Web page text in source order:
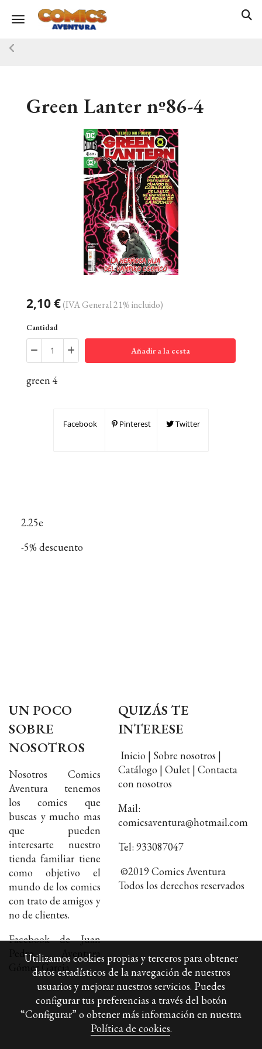
Toggle navigation
Green Lanter nº86-4
2,10 €(IVA General 21% incluido)
Cantidad
Añadir a la cesta
green 4
Facebook Pinterest Twitter
2.25e
-5% descuento
UN POCO
SOBRE
NOSOTROS
Nosotros Comics
Aventura tenemos
los comics que
buscas y mucho mas
que pueden
interesarte nuestro
tienda familiar tiene
como objetivo el
mundo de los comics
con trato de amigos y
no de clientes.
Facebook de Juan
Pedro Aventura
Gómez Garcia
QUIZÁS TE
INTERESE
Inicio | Sobre nosotros |
Catálogo | Oulet | Contacta
con nosotros
Mail:
comicsaventura@hotmail.com
Tel: 933087047
©2019 Comics Aventura
Todos los derechos reservados
Utilizamos cookies propias y terceros para obtener
datos estadísticos de la navegación de nuestros
usuarios y mejorar nuestros servicios. Puedes
configurar tus preferencias a través del botón
“Configurar” o obtener más información en nuestra
Política de cookies.